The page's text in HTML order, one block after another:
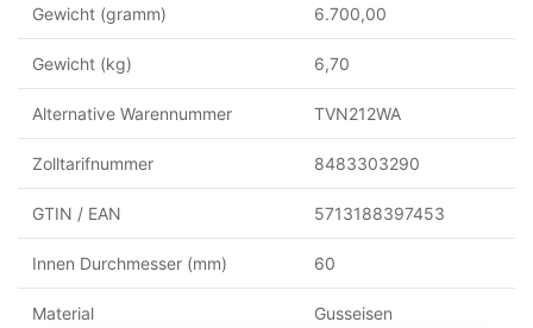
Gewicht (gramm) 6.700,00
Gewicht (kg) 6,70
Alternative Warennummer TVN212WA
Zolltarifnummer 8483303290
GTIN / EAN 5713188397453
Innen Durchmesser (mm) 60
Material Gusseisen